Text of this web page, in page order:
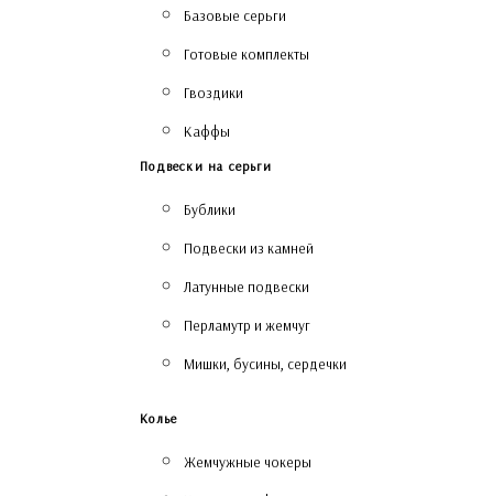
Базовые серьги
Готовые комплекты
Гвоздики
Каффы
Подвески на серьги
Бублики
Подвески из камней
Латунные подвески
Перламутр и жемчуг
Мишки, бусины, сердечки
Колье
Жемчужные чокеры